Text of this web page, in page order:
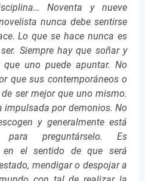
Noventa y nueve
nunca debe sentirse
Lo que se hace nunca es
Siempre hay que soñar y
uno puede apuntar. No
que sus contemporáneos o
ser mejor que uno mismo.
impulsada por demonios. No
y generalmente está
para preguntárselo. Es
en el sentido de que será
mendigar o despojar a